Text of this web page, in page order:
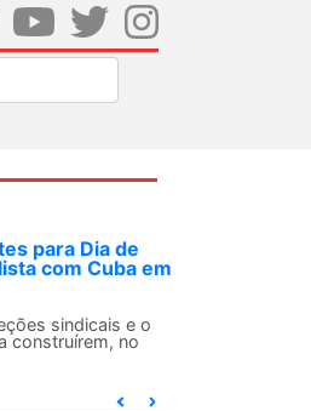
para Dia de
com Cuba em
sindicais e o
construírem, no